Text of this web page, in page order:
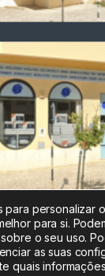
Chamada para a
nacional
Electrónica:
para personalizar
para si.
o seu uso.
as suas
quais